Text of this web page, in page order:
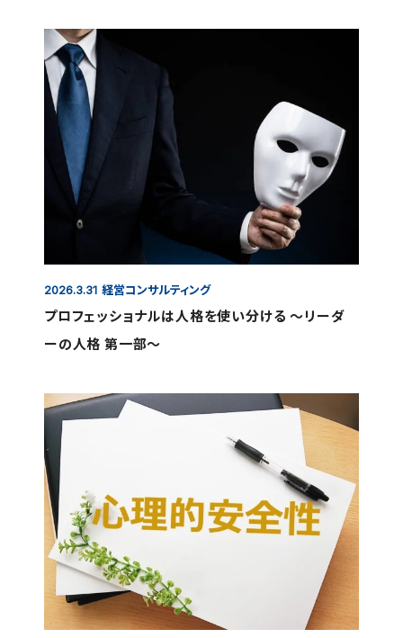
2026.3.31 経営コンサルティング
プロフェッショナルは人格を使い分ける ～リーダ
ーの人格 第一部～